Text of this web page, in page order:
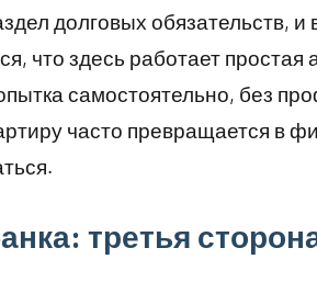
долговых обязательств,
что здесь работает
самостоятельно, без
часто превращается в
третья